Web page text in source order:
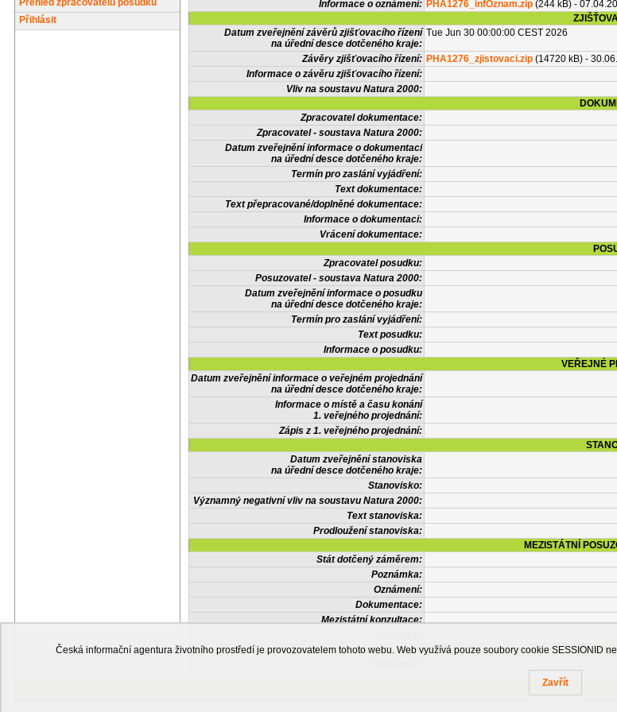
Přehled zpracovatelů posudků
Přihlásit
Informace o oznámení: PHA1276_infOznam.zip (244 kB) -
Datum zveřejnění závěrů zjišťovacího řízení
na úřední desce dotčeného kraje:
Tue Jun 30 00:00:00 CEST 2026
Závěry zjišťovacího řízení: PHA1276_zjistovaci.zip (14720 kB) -
Informace o závěru zjišťovacího řízení:
Vliv na soustavu Natura 2000:
Zpracovatel dokumentace:
Zpracovatel - soustava Natura 2000:
Datum zveřejnění informace o dokumentaci
na úřední desce dotčeného kraje:
Termín pro zaslání vyjádření:
Text dokumentace:
Text přepracované/doplněné dokumentace:
Informace o dokumentaci:
Vrácení dokumentace:
Zpracovatel posudku:
Posuzovatel - soustava Natura 2000:
Datum zveřejnění informace o posudku
na úřední desce dotčeného kraje:
Termín pro zaslání vyjádření:
Text posudku:
Informace o posudku:
VEŘEJNÉ
Datum zveřejnění informace o veřejném projednání
na úřední desce dotčeného kraje:
Informace o místě a času konání
1. veřejného projednání:
Zápis z 1. veřejného projednání:
Datum zveřejnění stanoviska
na úřední desce dotčeného kraje:
Stanovisko:
Významný negativní vliv na soustavu Natura 2000:
Text stanoviska:
Prodloužení stanoviska:
MEZISTÁTNÍ
Stát dotčený záměrem:
Poznámka:
Oznámení:
Dokumentace:
Mezistátní konzultace:
OSTATNÍ
Česká informační agentura životního
Česká informační agentura životního prostředí je provozovatelem tohoto webu. Web využívá pouze soubory cookie
Zavřít